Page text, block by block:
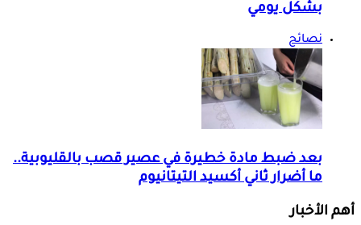
بشكل يومي
نصائح
بعد ضبط مادة خطيرة في عصير قصب بالقليوبية..
ما أضرار ثاني أكسيد التيتانيوم
أهم الأخبار